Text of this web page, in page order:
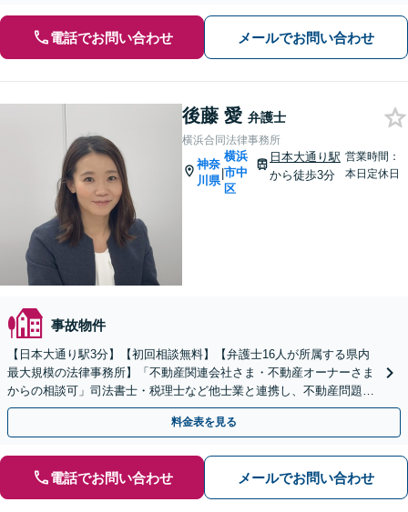
電話でお問い合わせ メールでお問い合わせ
後藤 愛 弁護士
横浜合同法律事務所
神奈
川県
|
横浜
市中
区
日本大通り駅
から徒歩3分
営業時間：
本日定休日
事故物件
【日本大通り駅3分】【初回相談無料】【弁護士16人が所属する県内
最大規模の法律事務所】「不動産関連会社さま・不動産オーナーさま
からの相談可」司法書士・税理士など他士業と連携し、不動産問題を
ワンストップで解決へ導きます【WEB面談対応】
料金表を見る
電話でお問い合わせ メールでお問い合わせ